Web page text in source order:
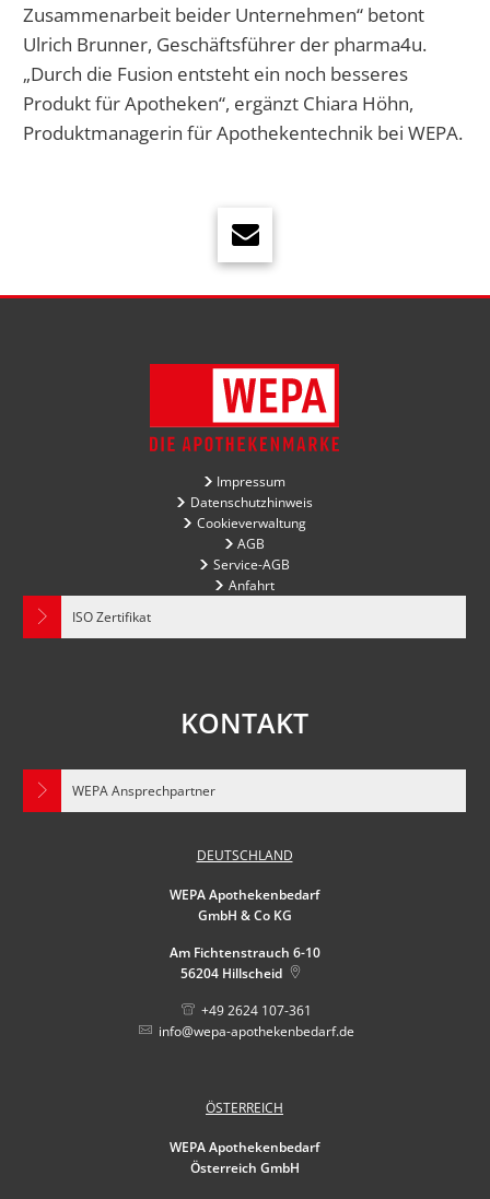
Zusammenarbeit beider Unternehmen“ betont
Ulrich Brunner, Geschäftsführer der pharma4u.
„Durch die Fusion entsteht ein noch besseres
Produkt für Apotheken“, ergänzt Chiara Höhn,
Produktmanagerin für Apothekentechnik bei WEPA.
Impressum
Datenschutzhinweis
Cookieverwaltung
AGB
Service-AGB
Anfahrt
ISO Zertifikat
KONTAKT
WEPA Ansprechpartner
DEUTSCHLAND
WEPA Apothekenbedarf
GmbH & Co KG
Am Fichtenstrauch 6-10
56204 Hillscheid
+49 2624 107-361
info@wepa-apothekenbedarf.de
ÖSTERREICH
WEPA Apothekenbedarf
Österreich GmbH